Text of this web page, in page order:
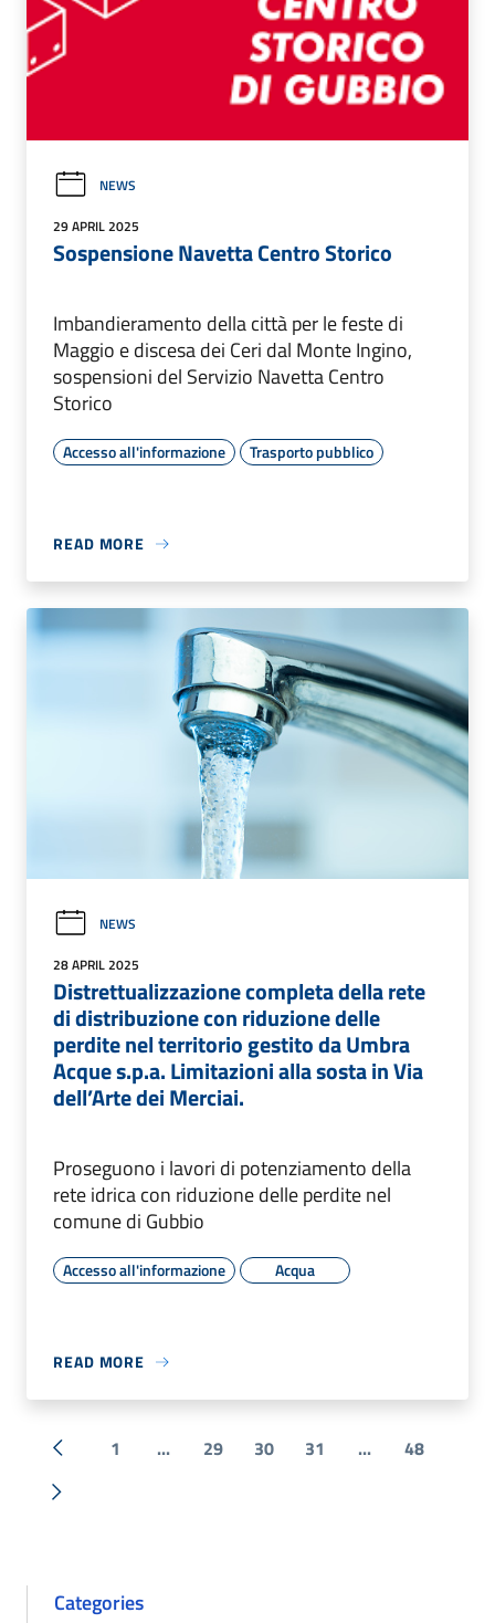
NEWS
29 APRIL 2025
Sospensione Navetta Centro Storico
Imbandieramento della città per le feste di
Maggio e discesa dei Ceri dal Monte Ingino,
sospensioni del Servizio Navetta Centro
Storico
Accesso all'informazione Trasporto pubblico
READ MORE
NEWS
28 APRIL 2025
Distrettualizzazione completa della rete
di distribuzione con riduzione delle
perdite nel territorio gestito da Umbra
Acque s.p.a. Limitazioni alla sosta in Via
dell’Arte dei Merciai.
Proseguono i lavori di potenziamento della
rete idrica con riduzione delle perdite nel
comune di Gubbio
Accesso all'informazione Acqua
READ MORE
« Previous
1 ... 29 30 31 ... 48
Next »
Categories